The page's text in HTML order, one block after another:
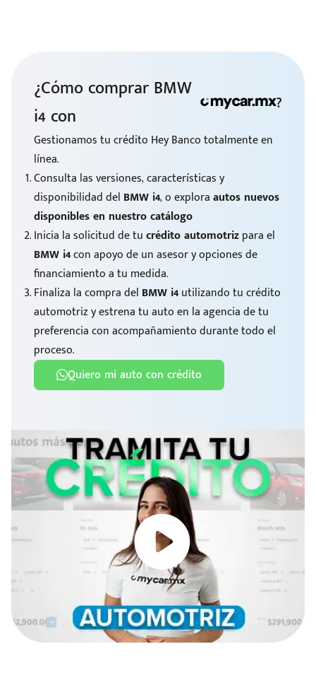
¿Cómo comprar BMW
i4 con
?
Gestionamos tu crédito Hey Banco totalmente en
línea.
Consulta las versiones, características y
disponibilidad del BMW i4, o exploraautos nuevos
disponibles en nuestro catálogo
Inicia la solicitud de tucrédito automotrizpara el
BMW i4con apoyo de un asesor y opciones de
financiamiento a tu medida.
Finaliza la compra del BMW i4utilizando tu crédito
automotriz y estrena tu auto en la agencia de tu
preferencia con acompañamiento durante todo el
proceso.
Quiero mi auto con crédito